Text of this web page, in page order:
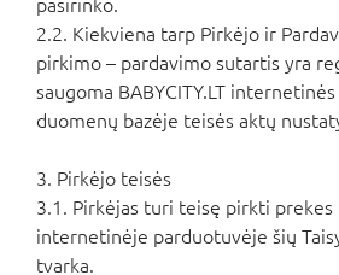
pasirinko.
2.2. Kiekviena tarp Pirkėjo ir
pirkimo – pardavimo sutartis yra
saugoma BABYCITY.LT
duomenų bazėje teisės aktų
3. Pirkėjo teisės
3.1. Pirkėjas turi teisę pirkti prekes
internetinėje parduotuvėje šių
tvarka.